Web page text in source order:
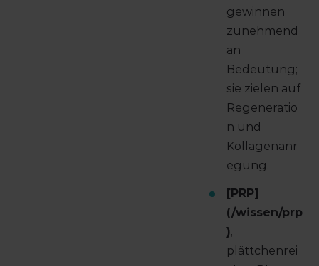
gewinnen
zunehmend
an
Bedeutung;
sie zielen auf
Regeneratio
n und
Kollagenanr
egung.
[PRP]
(/wissen/prp
),
plättchenrei